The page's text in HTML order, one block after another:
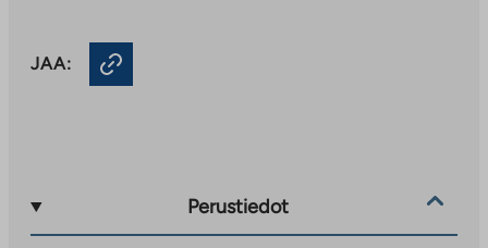
JAA:
Perustiedot